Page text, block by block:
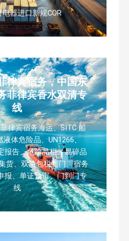
器进口新规COR
律宾宿务，中国东
菲律宾香水双清专
线
律宾宿务海运、SITC 船
液体危险品、UN1266、
报告、危险品柜、易碎品
货、双清包税到门、宿务
报、单证预审、门到门专
线